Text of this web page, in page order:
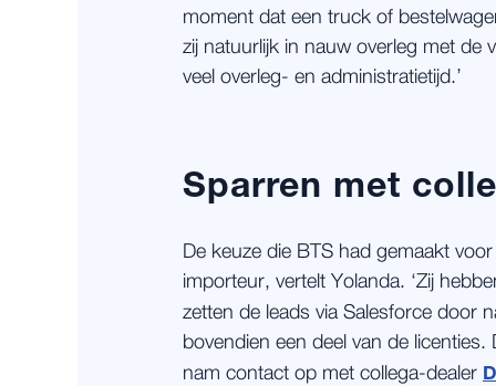
moment dat een truck of
zij natuurlijk in nauw overleg met de
veel overleg- en administratietijd.’
Sparren met
De keuze die BTS had gemaakt
importeur, vertelt Yolanda. ‘Zij
zetten de leads via Salesforce door
bovendien een deel van de licenties.
nam contact op met collega-dealer